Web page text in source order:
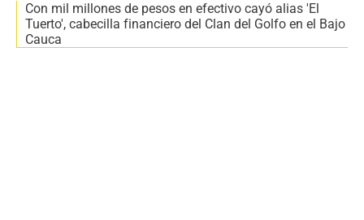
Con mil millones de pesos en efectivo cayó alias 'El
Tuerto', cabecilla financiero del Clan del Golfo en el Bajo
Cauca